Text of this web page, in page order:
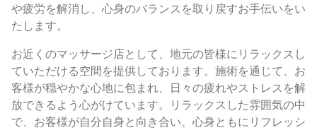
や疲労を解消し、心身のバランスを取り戻すお手伝いをい
たします。
お近くのマッサージ店として、地元の皆様にリラックスし
ていただける空間を提供しております。施術を通じて、お
客様が穏やかな心地に包まれ、日々の疲れやストレスを解
放できるよう心がけています。リラックスした雰囲気の中
で、お客様が自分自身と向き合い、心身ともにリフレッシ